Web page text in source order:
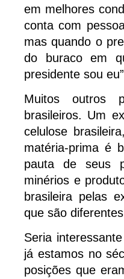
em melhores
conta com
mas quando o
do buraco em
presidente sou
Muitos outros
brasileiros. Um
celulose
matéria-prima é
pauta de seus
minérios e
brasileira pelas
que são
Seria
já estamos no
posições que